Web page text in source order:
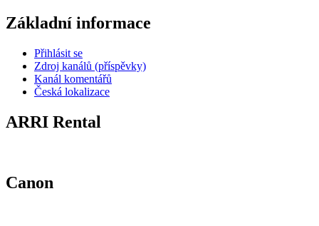
Základní informace
Přihlásit se
Zdroj kanálů (příspěvky)
Kanál komentářů
Česká lokalizace
ARRI Rental
Canon